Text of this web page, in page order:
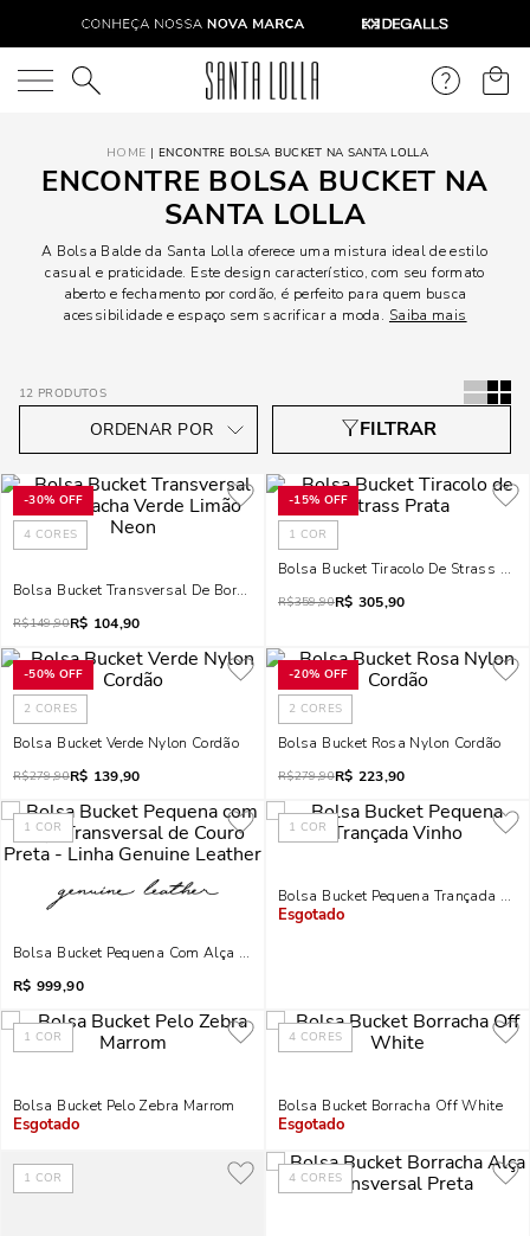
O que você está procurando?
ENCONTRE BOLSA BUCKET NA SANTA LOLLA
ENCONTRE BOLSA BUCKET NA
SANTA LOLLA
A Bolsa Balde da Santa Lolla oferece uma mistura ideal de estilo
casual e praticidade. Este design característico, com seu formato
aberto e fechamento por cordão, é perfeito para quem busca
acessibilidade e espaço sem sacrificar a moda. Saiba mais
12 PRODUTOS
-30% OFF
4 CORES
Bolsa Bucket Transversal De Borracha Verde Limão Neon
R$149,90R$ 104,90
-15% OFF
1 COR
Bolsa Bucket Tiracolo De Strass
R$359,90R$ 305,90
-50% OFF
2 CORES
Bolsa Bucket Verde Nylon Cordão
R$279,90R$ 139,90
-20% OFF
2 CORES
Bolsa Bucket Rosa Nylon Cordão
R$279,90R$ 223,90
1 COR
Bolsa Bucket Pequena Com Alça Transversal De Couro Preta - Linha
R$ 999,90
1 COR
Bolsa Bucket Pequena Trançada
Indisponível
1 COR
Bolsa Bucket Pelo Zebra Marrom
Indisponível
4 CORES
Bolsa Bucket Borracha Off White
Indisponível
1 COR 4 CORES